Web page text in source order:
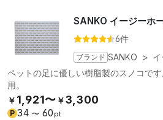
SANKO イージーホ
6件
ブランド SANKO >
ペットの足に優しい樹脂製のスノコで
用。
￥ 1,921〜 ￥3,300
P 34 〜 60 pt